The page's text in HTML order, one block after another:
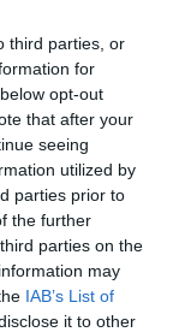
third parties, or
for
opt-out
that after your
seeing
utilized by
parties prior to
the further
parties on the
may
IAB’s List of
it to other
Δυναμικού
ενώ το
COO,
μονάδες,
ΕΠΙΧΕΙΡΕΙΝ